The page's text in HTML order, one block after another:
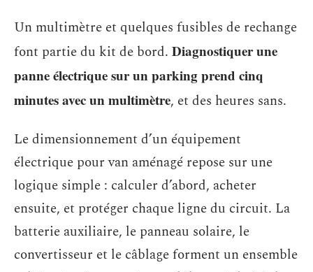
Un multimètre et quelques fusibles de rechange
font partie du kit de bord. Diagnostiquer une
panne électrique sur un parking prend cinq
minutes avec un multimètre, et des heures sans.
Le dimensionnement d’un équipement
électrique pour van aménagé repose sur une
logique simple : calculer d’abord, acheter
ensuite, et protéger chaque ligne du circuit. La
batterie auxiliaire, le panneau solaire, le
convertisseur et le câblage forment un ensemble